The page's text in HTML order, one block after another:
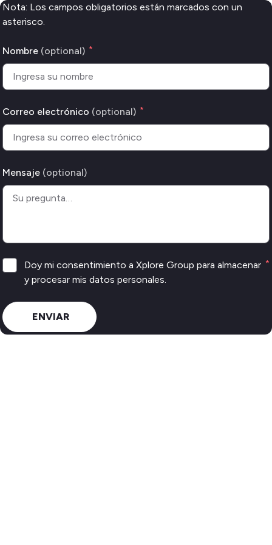
Nota: Los campos obligatorios están marcados con un
asterisco.
Nombre *
Correo electrónico *
Mensaje
Consentimientos
Doy mi consentimiento a Xplore Group para almacenar
y procesar mis datos personales.
*
ENVIAR